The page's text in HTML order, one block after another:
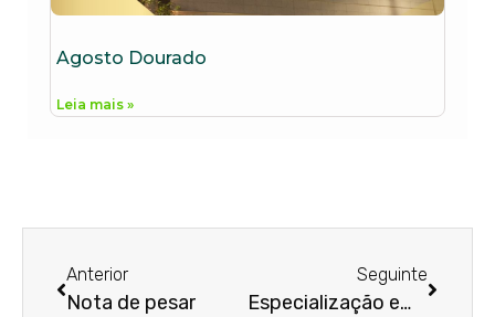
Agosto Dourado
Leia mais »
Anterior
Nota de pesar
Seguinte
Especialização em pauta